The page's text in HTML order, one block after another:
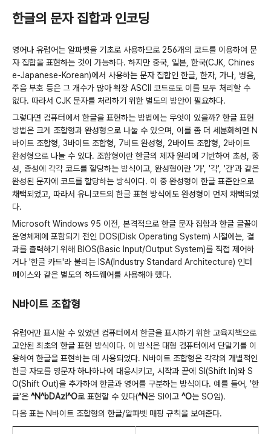
한글의 문자 집합과 인코딩
영어나 유럽어는 알파벳을 기초로 사용하므로 256개의 코드를 이용하여 문
자 집합을 표현하는 것이 가능하다. 하지만 중국, 일본, 한국(CJK, Chines
e-Japanese-Korean)에서 사용하는 문자 집합인 한글, 한자, 가나, 병음,
주음 부호 등은 그 개수가 많아 확장 ASCII 코드로도 이를 모두 처리할 수
없다. 따라서 CJK 문자를 처리하기 위한 별도의 방안이 필요하다.
그렇다면 컴퓨터에서 한글을 표현하는 방법에는 무엇이 있을까? 한글 표현
방법은 크게 조합형과 완성형으로 나눌 수 있으며, 이를 좀 더 세분화하면 N
바이트 조합형, 3바이트 조합형, 7비트 완성형, 2바이트 조합형, 2바이트
완성형으로 나눌 수 있다. 조합형이란 한글의 제자 원리에 기반하여 초성, 중
성, 종성에 각각 코드를 할당하는 방식이고, 완성형이란 '가', '각', '간'과 같은
완성된 문자에 코드를 할당하는 방식이다. 이 중 완성형이 한글 표준안으로
채택되었고, 따라서 유니코드의 한글 표현 방식에도 완성형이 먼저 채택되었
다.
Microsoft Windows 95 이전, 본격적으로 한글 문자 집합과 한글 글꼴이
운영체제에 포함되기 전인 DOS(Disk Operating System) 시절에는, 결
과를 출력하기 위해 BIOS(Basic Input/Output System)를 직접 제어하
거나 '한글 카드'라 불리는 ISA(Industry Standard Architecture) 인터
페이스와 같은 별도의 하드웨어를 사용해야 했다.
N바이트 조합형
유럽어만 표시할 수 있었던 컴퓨터에서 한글을 표시하기 위한 고육지책으로
고안된 최초의 한글 표현 방식이다. 이 방식은 대형 컴퓨터에서 단말기를 이
용하여 한글을 표현하는 데 사용되었다. N바이트 조합형은 각각의 개별적인
한글 자모를 영문자 하나하나에 대응시키고, 시작과 끝에 SI(Shift In)와 S
O(Shift Out)을 추가하여 한글과 영어를 구분하는 방식이다. 예를 들어, '한
글'은 ^N^bDAzI^O로 표현할 수 있다(^N은 SI이고 ^O는 SO임).
다음 표는 N바이트 조합형의 한글/알파벳 매핑 규칙을 보여준다.